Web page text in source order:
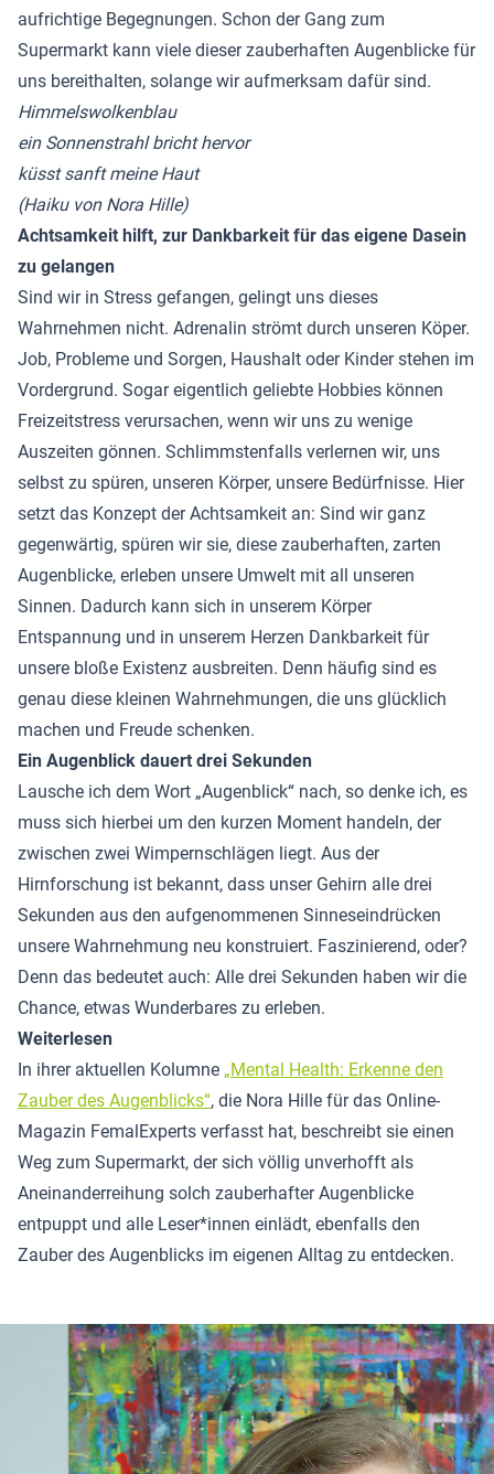
aufrichtige Begegnungen. Schon der Gang zum
Supermarkt kann viele dieser zauberhaften Augenblicke für
uns bereithalten, solange wir aufmerksam dafür sind.
Himmelswolkenblau
ein Sonnenstrahl bricht hervor
küsst sanft meine Haut
(Haiku von Nora Hille)
Achtsamkeit hilft, zur Dankbarkeit für das eigene Dasein
zu gelangen
Sind wir in Stress gefangen, gelingt uns dieses
Wahrnehmen nicht. Adrenalin strömt durch unseren Köper.
Job, Probleme und Sorgen, Haushalt oder Kinder stehen im
Vordergrund. Sogar eigentlich geliebte Hobbies können
Freizeitstress verursachen, wenn wir uns zu wenige
Auszeiten gönnen. Schlimmstenfalls verlernen wir, uns
selbst zu spüren, unseren Körper, unsere Bedürfnisse. Hier
setzt das Konzept der Achtsamkeit an: Sind wir ganz
gegenwärtig, spüren wir sie, diese zauberhaften, zarten
Augenblicke, erleben unsere Umwelt mit all unseren
Sinnen. Dadurch kann sich in unserem Körper
Entspannung und in unserem Herzen Dankbarkeit für
unsere bloße Existenz ausbreiten. Denn häufig sind es
genau diese kleinen Wahrnehmungen, die uns glücklich
machen und Freude schenken.
Ein Augenblick dauert drei Sekunden
Lausche ich dem Wort „Augenblick“ nach, so denke ich, es
muss sich hierbei um den kurzen Moment handeln, der
zwischen zwei Wimpernschlägen liegt. Aus der
Hirnforschung ist bekannt, dass unser Gehirn alle drei
Sekunden aus den aufgenommenen Sinneseindrücken
unsere Wahrnehmung neu konstruiert. Faszinierend, oder?
Denn das bedeutet auch: Alle drei Sekunden haben wir die
Chance, etwas Wunderbares zu erleben.
Weiterlesen
In ihrer aktuellen Kolumne „Mental Health: Erkenne den
Zauber des Augenblicks“, die Nora Hille für das Online-
Magazin FemalExperts verfasst hat, beschreibt sie einen
Weg zum Supermarkt, der sich völlig unverhofft als
Aneinanderreihung solch zauberhafter Augenblicke
entpuppt und alle Leser*innen einlädt, ebenfalls den
Zauber des Augenblicks im eigenen Alltag zu entdecken.